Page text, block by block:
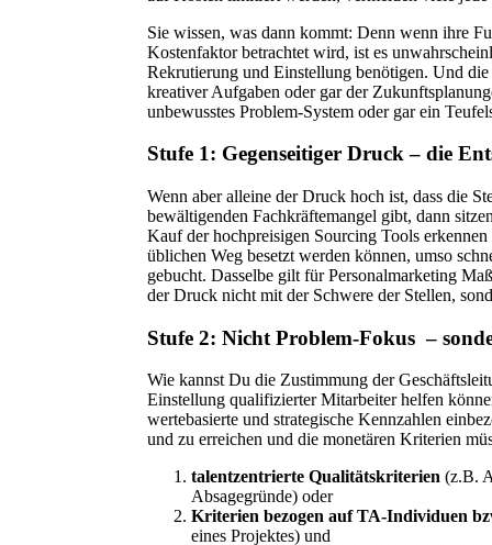
Sie wissen, was dann kommt: Denn wenn ihre
Kostenfaktor betrachtet wird, ist es
Rekrutierung und Einstellung benötigen. Und
kreativer Aufgaben oder gar der
unbewusstes Problem-System oder gar ein
Stufe 1: Gegenseitiger Druck – die
Wenn aber alleine der Druck hoch ist, dass die
bewältigenden Fachkräftemangel gibt, dann
Kauf der hochpreisigen Sourcing Tools
üblichen Weg besetzt werden können, umso
gebucht. Dasselbe gilt für Personalmarketing
der Druck nicht mit der Schwere der Stellen,
Stufe 2: Nicht Problem-Fokus –
Wie kannst Du die Zustimmung der
Einstellung qualifizierter Mitarbeiter helfen
wertebasierte und strategische Kennzahlen
und zu erreichen und die monetären Kriterien
talentzentrierte Qualitätskriterien (z.B.
Absagegründe) oder
Kriterien bezogen auf TA-Individuen
eines Projektes) und